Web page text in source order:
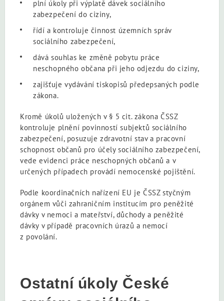
plní úkoly při výplatě dávek sociálního
zabezpečení do ciziny,
řídí a kontroluje činnost územních správ
sociálního zabezpečení,
dává souhlas ke změně pobytu práce
neschopného občana při jeho odjezdu do ciziny,
zajišťuje vydávání tiskopisů předepsaných podle
zákona.
Kromě úkolů uložených v § 5 cit. zákona ČSSZ
kontroluje plnění povinností subjektů sociálního
zabezpečení, posuzuje zdravotní stav a pracovní
schopnost občanů pro účely sociálního zabezpečení,
vede evidenci práce neschopných občanů a v
určených případech provádí nemocenské pojištění.
Podle koordinačních nařízení EU je ČSSZ styčným
orgánem vůči zahraničním institucím pro peněžité
dávky v nemoci a mateřství, důchody a peněžité
dávky v případě pracovních úrazů a nemocí
z povolání.
Ostatní úkoly České